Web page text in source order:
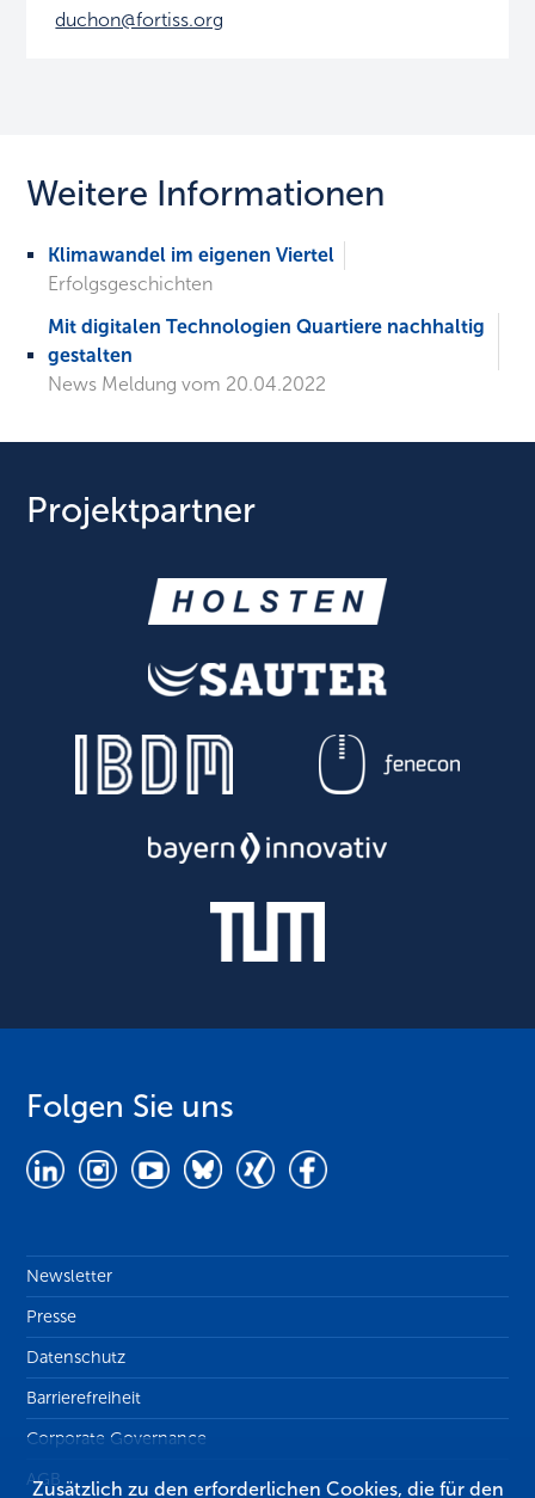
duchon@fortiss.org
Weitere Informationen
Klimawandel im eigenen Viertel
Erfolgsgeschichten
Mit digitalen Technologien Quartiere nachhaltig
gestalten
News Meldung vom 20.04.2022
Projektpartner
Folgen Sie uns
Newsletter
Presse
Datenschutz
Barrierefreiheit
Corporate Governance
AGB
Zusätzlich zu den erforderlichen Cookies, die für den